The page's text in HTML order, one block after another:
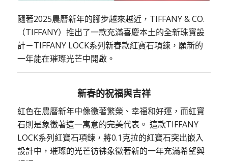
隨著2025農曆新年的腳步越來越近， TIFFANY& CO.
（TIFFANY）推出了一款充滿喜慶本土的全新珠寶設
計－TIFFANY LOCK系列新春款紅寶石項鍊，願新的
一年能在璀璨光芒中開啟。
新春的祝福與吉祥
紅色在農曆新年中像徵著繁榮、幸福和好運，而紅寶
石則是象徵著這一寓意的完美代表。 這款TIFFANY
LOCK系列紅寶石項鍊，將0.1克拉的紅寶石突出嵌入
設計中，璀璨的光芒彷彿象徵著新的一年充滿希望與